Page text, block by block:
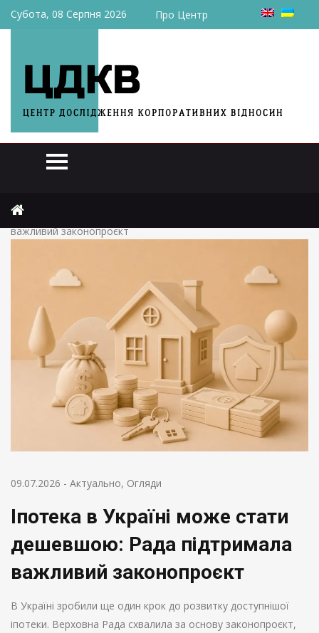
Субота, 08 Серпня 2026 Про Центр
Іпотека в Україні може стати дешевшою: Рада підтримала
важливий законопроєкт
09.07.2026 - Актуально, Огляди
Іпотека в Україні може стати
дешевшою: Рада підтримала
важливий законопроєкт
В Україні зробили ще один крок до розвитку доступнішої
іпотеки. Верховна Рада схвалила за основу законопроєкт,